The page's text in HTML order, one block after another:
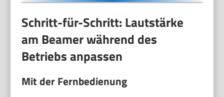
Schritt-für-Schritt: Lautstärke
am Beamer während des
Betriebs anpassen
Mit der Fernbedienung